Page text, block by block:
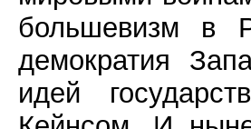
большевизм в
демократия
идей